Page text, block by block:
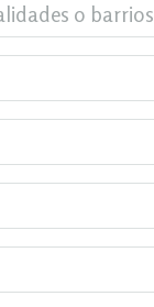
o barrios